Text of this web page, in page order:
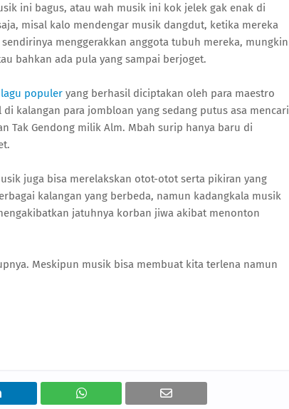
ini bagus, atau wah musik ini kok jelek gak enak di
misal kalo mendengar musik dangdut, ketika mereka
menggerakkan anggota tubuh mereka, mungkin
bahkan ada pula yang sampai berjoget.
lagu populer yang berhasil diciptakan oleh para maestro
kalangan para jombloan yang sedang putus asa mencari
Tak Gendong milik Alm. Mbah surip hanya baru di
juga bisa merelakskan otot-otot serta pikiran yang
kalangan yang berbeda, namun kadangkala musik
jatuhnya korban jiwa akibat menonton
Meskipun musik bisa membuat kita terlena namun